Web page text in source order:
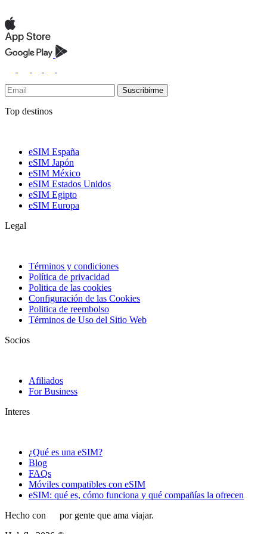
Suscribirme
Top destinos
eSIM España
eSIM Japón
eSIM México
eSIM Estados Unidos
eSIM Egipto
eSIM Europa
Legal
Términos y condiciones
Política de privacidad
Politica de las cookies
Configuración de las Cookies
Politica de reembolso
Términos de Uso del Sitio Web
Socios
Afiliados
For Business
Interes
¿Qué es una eSIM?
Blog
FAQs
Móviles compatibles con eSIM
eSIM: qué es, cómo funciona y qué compañías la ofrecen
Hecho con
por gente que ama viajar.